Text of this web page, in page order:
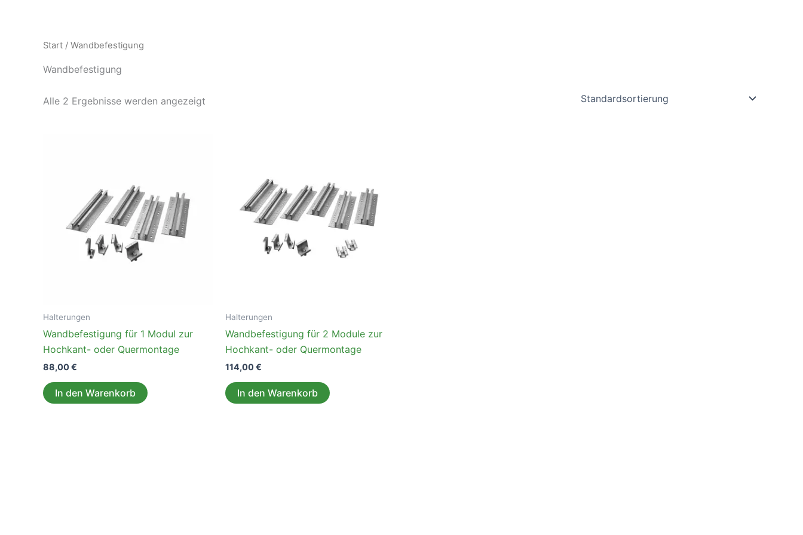
Start / Wandbefestigung
Wandbefestigung
Alle 2 Ergebnisse werden angezeigt
Halterungen
Wandbefestigung für 1 Modul zur
Hochkant- oder Quermontage
88,00€
In den Warenkorb
Halterungen
Wandbefestigung für 2 Module zur
Hochkant- oder Quermontage
114,00€
In den Warenkorb